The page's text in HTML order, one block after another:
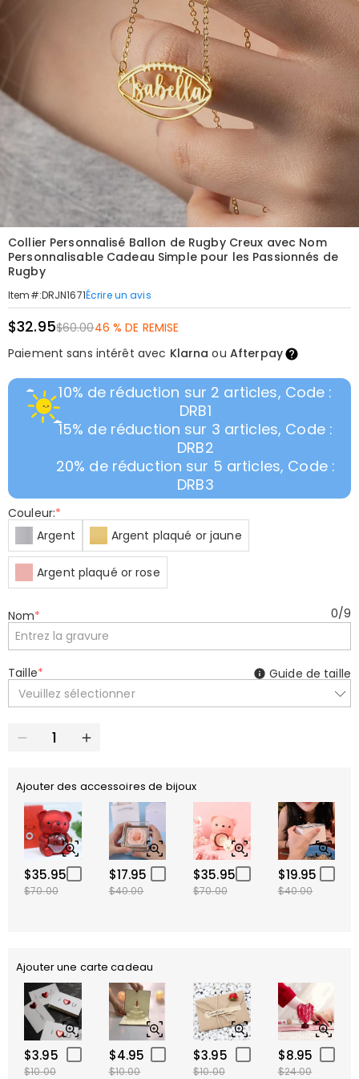
Collier Personnalisé Ballon de Rugby Creux avec Nom
Personnalisable Cadeau Simple pour les Passionnés de
Rugby
Item#:DRJN1671Écrire un avis
$32.95$60.0046 % DE REMISE
Paiement sans intérêt avec Klarna ou Afterpay
10% de réduction sur 2 articles, Code :
DRB1
15% de réduction sur 3 articles, Code :
DRB2
20% de réduction sur 5 articles, Code :
DRB3
Couleur:*
Argent
Argent plaqué or jaune
Argent plaqué or rose
Nom* 0/9
Taille*
Veuillez sélectionner
Guide de taille
Ajouter des accessoires de bijoux
$35.95
$70.00
$17.95
$40.00
$35.95
$70.00
$19.95
$40.00
Ajouter une carte cadeau
$3.95
$10.00
$4.95
$10.00
$3.95
$10.00
$8.95
$24.00